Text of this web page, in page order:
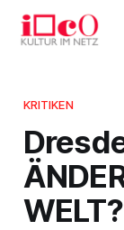
KRITIKEN